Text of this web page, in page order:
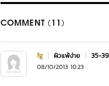
COMMENT (11)
fg | ผิวแพ้ง่าย | 35-
08/10/2013 10:23